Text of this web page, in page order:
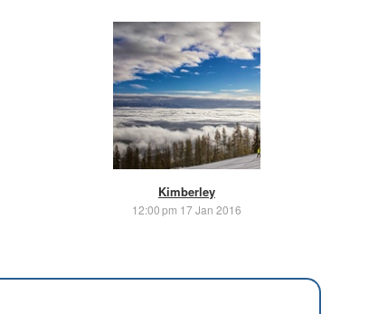
Kimberley
12:00 pm 17 Jan 2016